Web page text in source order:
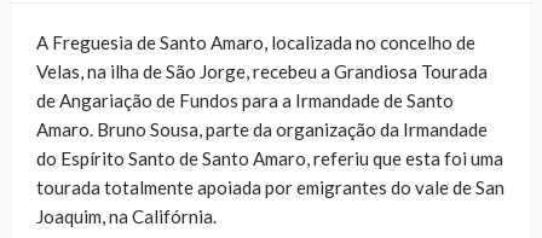
A Freguesia de Santo Amaro, localizada no concelho de
Velas, na ilha de São Jorge, recebeu a Grandiosa Tourada
de Angariação de Fundos para a Irmandade de Santo
Amaro. Bruno Sousa, parte da organização da Irmandade
do Espírito Santo de Santo Amaro, referiu que esta foi uma
tourada totalmente apoiada por emigrantes do vale de San
Joaquim, na Califórnia.